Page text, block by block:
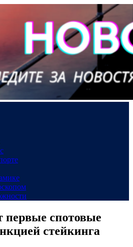
первые спотовые
стейкинга